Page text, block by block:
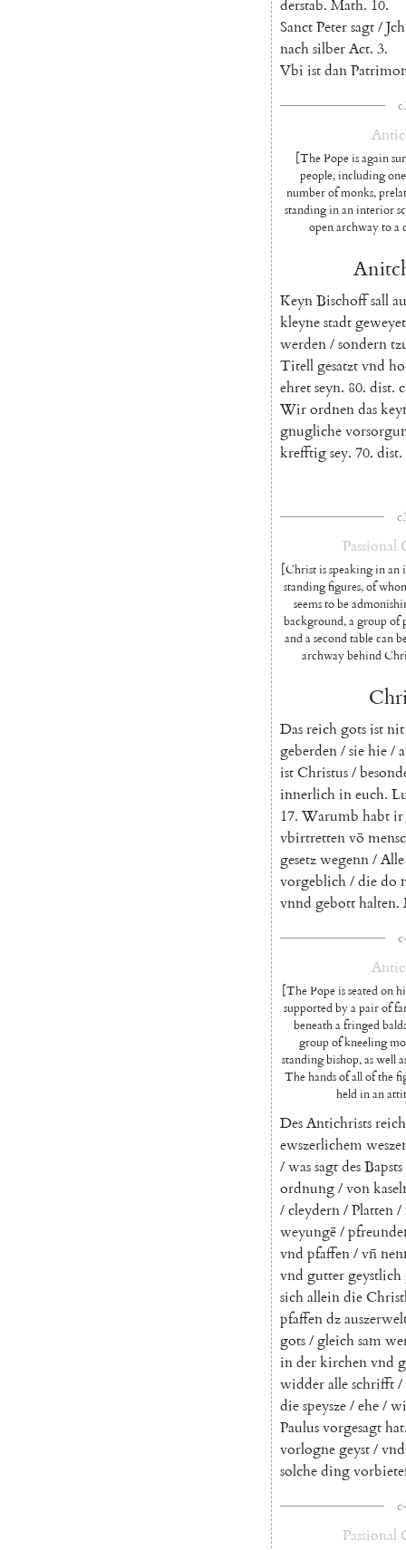
derstab. Math. 10.
SanctPetersagt/Jch
nachsilberAct. 3.
Vbi istdan
[The Pope is again
people, including
number of monks,
standing in an interior
open archway to a
KeynBischoffsall
kleynestadtgeweyet
werden/sondern
Titellgesatztvnd
ehretseyn. 80. dist. c
Wirordnendas
gnugliche
krefftigsey. 70. dist.
Passional
[Christ is speaking in an
standing figures, of
seems to be
background, a group of
and a second table can
archway behind
Dasreichgotsistnit
geberden/siehie/
istChristus/
innerlichineuch.
17. Warumb habtir
vbirtrettenvō
gesetzwegenn/Alle
vorgeblich/diedo
vnnd gebotthalten.
[The Pope is seated on
supported by a pair of
beneath a fringed
group of kneeling
standing bishop, as well
The hands of all of the
held in an
DesAntichristsreich
ewszerlichem
/wassagtdesBapsts
ordnung/von
/cleydern/Platten/
weyungē/
vnd pfaffen/vn̄
vnd guttergeystlich
sichalleindie
pfaffendz
gots/gleichsam
inderkirchenvnd
widderalleschrifft/
diespeysze/ehe/
Paulusvorgesagthat
vorlognegeyst/vnd
solcheding
Passional